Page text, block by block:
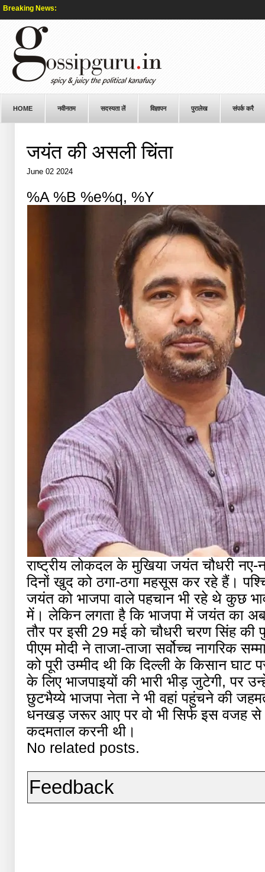
Breaking News:
HOME नवीनतम सदस्यता लें विज्ञापन पुरालेख संपर्क करै
जयंत की असली चिंता
June 02 2024
%A %B %e%q, %Y
राष्ट्रीय लोकदल के मुखिया जयंत चौधरी नए-
दिनों खुद को ठगा-ठगा महसूस कर रहे हैं।
जयंत को भाजपा वाले पहचान भी रहे थे कुछ
में। लेकिन लगता है कि भाजपा में जयंत का
तौर पर इसी 29 मई को चौधरी चरण सिंह की
पीएम मोदी ने ताजा-ताजा सर्वोच्च नागरिक
को पूरी उम्मीद थी कि दिल्ली के किसान घाट
के लिए भाजपाइयों की भारी भीड़ जुटेगी, पर
छुटभैय्ये भाजपा नेता ने भी वहां पहुंचने की
धनखड़ जरूर आए पर वो भी सिर्फ इस वजह से
कदमताल करनी थी।
No related posts.
Feedback